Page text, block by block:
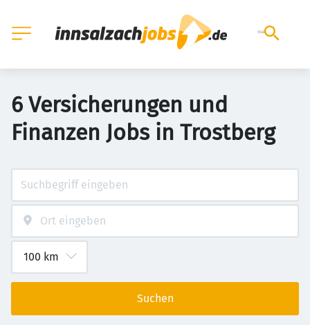
6 Versicherungen und
Finanzen Jobs in Trostberg
Suchen